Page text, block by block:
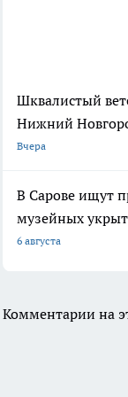
Шквалистый
Нижний
Вчера
В Сарове ищут
музейных
6 августа
Комментарии на